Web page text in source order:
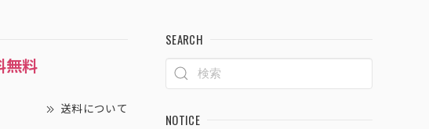
無料
送料について
SEARCH
NOTICE